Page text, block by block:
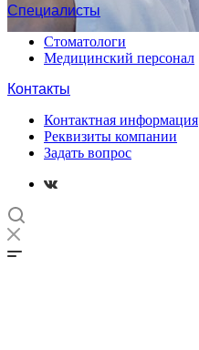
Специалисты
Стоматологи
Медицинский персонал
Контакты
Контактная информация
Реквизиты компании
Задать вопрос